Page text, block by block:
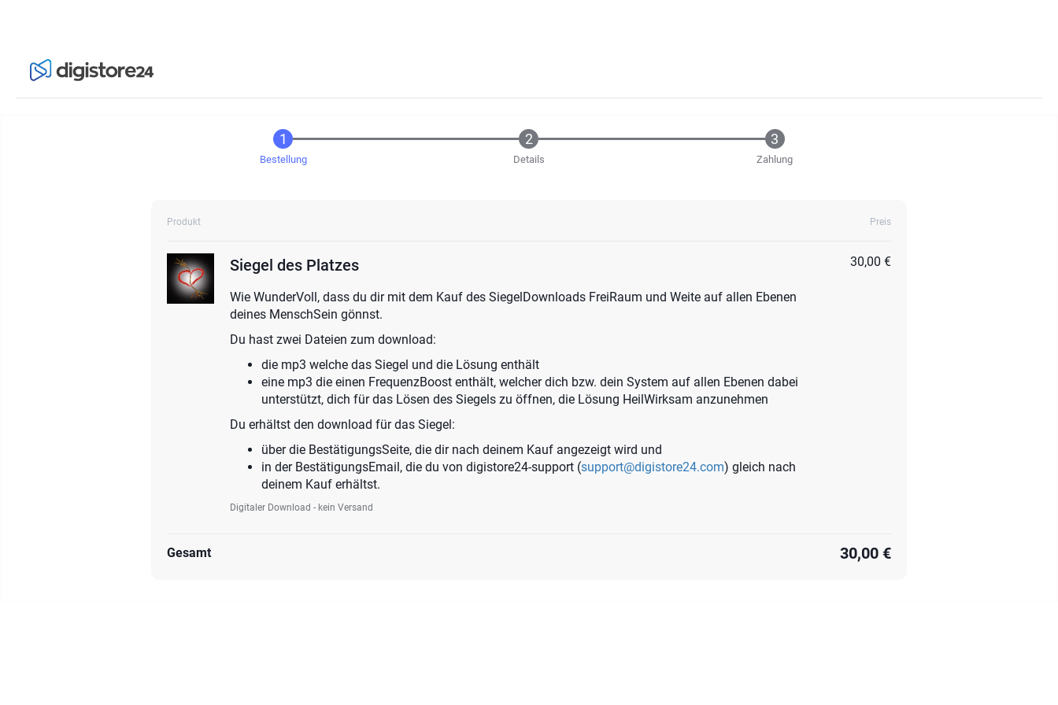
Bestellung Details Zahlung
Produkt Preis
Siegel des Platzes
Wie WunderVoll, dass du dir mit dem Kauf des SiegelDownloads FreiRaum und Weite auf allen Ebenen
deines MenschSein gönnst.
Du hast zwei Dateien zum download:
die mp3 welche das Siegel und die Lösung enthält
eine mp3 die einen FrequenzBoost enthält, welcher dich bzw. dein System auf allen Ebenen dabei
unterstützt, dich für das Lösen des Siegels zu öffnen, die Lösung HeilWirksam anzunehmen
Du erhältst den download für das Siegel:
über die BestätigungsSeite, die dir nach deinem Kauf angezeigt wird und
in der BestätigungsEmail, die du von digistore24-support (support@digistore24.com) gleich nach
deinem Kauf erhältst.
Digitaler Download - kein Versand
30,00 €
Gesamt 30,00 €